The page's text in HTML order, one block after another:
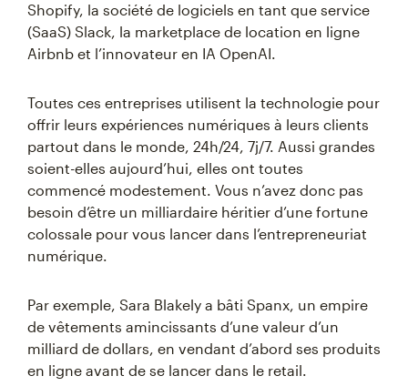
Shopify, la société de logiciels en tant que service
(SaaS) Slack, la marketplace de location en ligne
Airbnb et l’innovateur en IA OpenAI.
Toutes ces entreprises utilisent la technologie pour
offrir leurs expériences numériques à leurs clients
partout dans le monde, 24h/24, 7j/7. Aussi grandes
soient-elles aujourd’hui, elles ont toutes
commencé modestement. Vous n’avez donc pas
besoin d’être un milliardaire héritier d’une fortune
colossale pour vous lancer dans l’entrepreneuriat
numérique.
Par exemple, Sara Blakely a bâti Spanx, un empire
de vêtements amincissants d’une valeur d’un
milliard de dollars, en vendant d’abord ses produits
en ligne avant de se lancer dans le retail.